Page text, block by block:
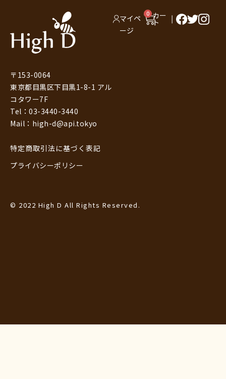
〒153-0064
東京都目黒区下目黒1-8-1 アル
コタワー7F
Tel：03-3440-3440
Mail：high-d@api.tokyo
特定商取引法に基づく表記
プライバシーポリシー
マイペ
ージ
0 カー
ト
© 2022 High D All Rights Reserved.